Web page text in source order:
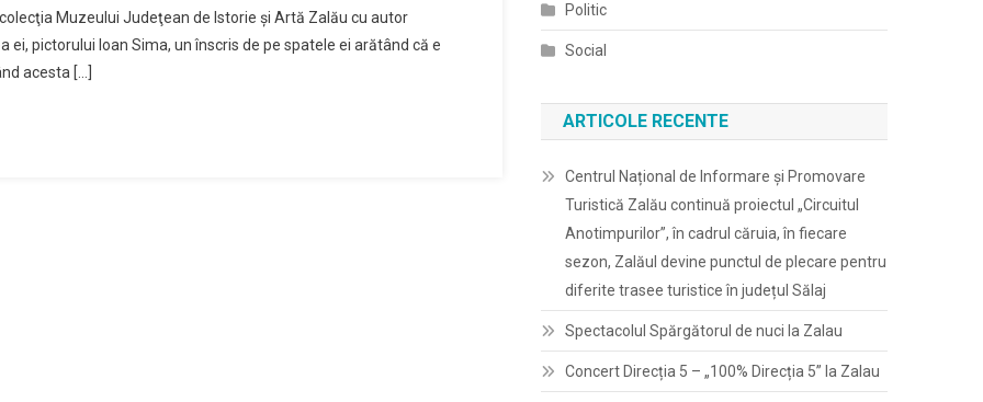
Muzeului Judeţean de Istorie şi Artă Zalău cu autor
pictorului Ioan Sima, un înscris de pe spatele ei arătând că e
acesta […]
Politic
Social
ARTICOLE RECENTE
Centrul Național de Informare și Promovare
Turistică Zalău continuă proiectul „Circuitul
Anotimpurilor”, în cadrul căruia, în fiecare
sezon, Zalăul devine punctul de plecare pentru
diferite trasee turistice în județul Sălaj
Spectacolul Spărgătorul de nuci la Zalau
Concert Direcția 5 – „100% Direcția 5” la Zalau